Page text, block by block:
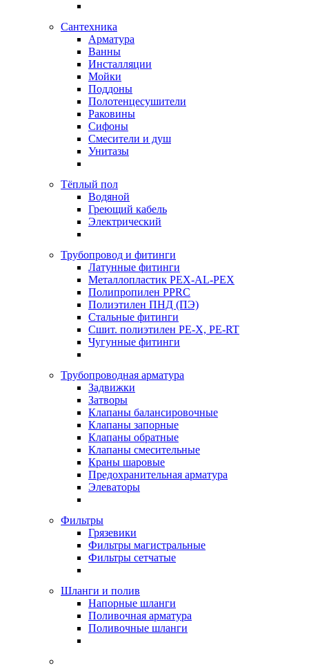
Сантехника
Арматура
Ванны
Инсталляции
Мойки
Поддоны
Полотенцесушители
Раковины
Сифоны
Смесители и душ
Унитазы
Тёплый пол
Водяной
Греющий кабель
Электрический
Трубопровод и фитинги
Латунные фитинги
Металлопластик PEX-AL-PEX
Полипропилен PPRC
Полиэтилен ПНД (ПЭ)
Стальные фитинги
Сшит. полиэтилен PE-X, PE-RT
Чугунные фитинги
Трубопроводная арматура
Задвижки
Затворы
Клапаны балансировочные
Клапаны запорные
Клапаны обратные
Клапаны смесительные
Краны шаровые
Предохранительная арматура
Элеваторы
Фильтры
Грязевики
Фильтры магистральные
Фильтры сетчатые
Шланги и полив
Напорные шланги
Поливочная арматура
Поливочные шланги